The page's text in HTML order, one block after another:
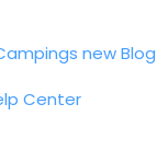
newBlog
Center